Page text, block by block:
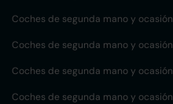
Coches de segunda mano y ocasión
Coches de segunda mano y ocasión
Coches de segunda mano y ocasión
Coches de segunda mano y ocasión